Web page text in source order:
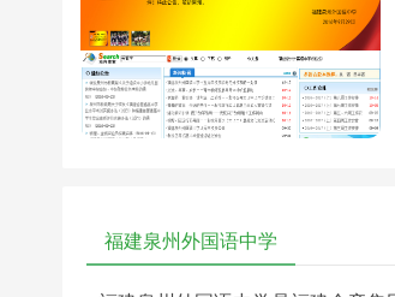
福建泉州外国语中学